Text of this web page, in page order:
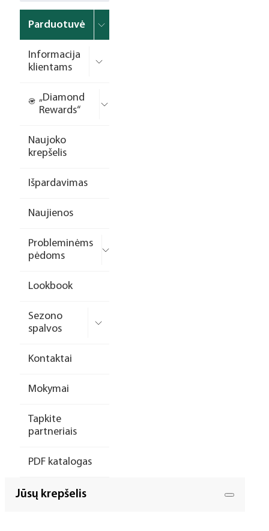
Parduotuvė
Informacija
klientams
„Diamond
Rewards“
Naujoko
krepšelis
Išpardavimas
Naujienos
Probleminėms
pėdoms
Lookbook
Sezono
spalvos
Kontaktai
Mokymai
Tapkite
partneriais
PDF katalogas
Jūsų krepšelis